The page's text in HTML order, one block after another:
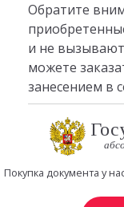
Обратите
и не
можете
занесением в
Покупка документа у